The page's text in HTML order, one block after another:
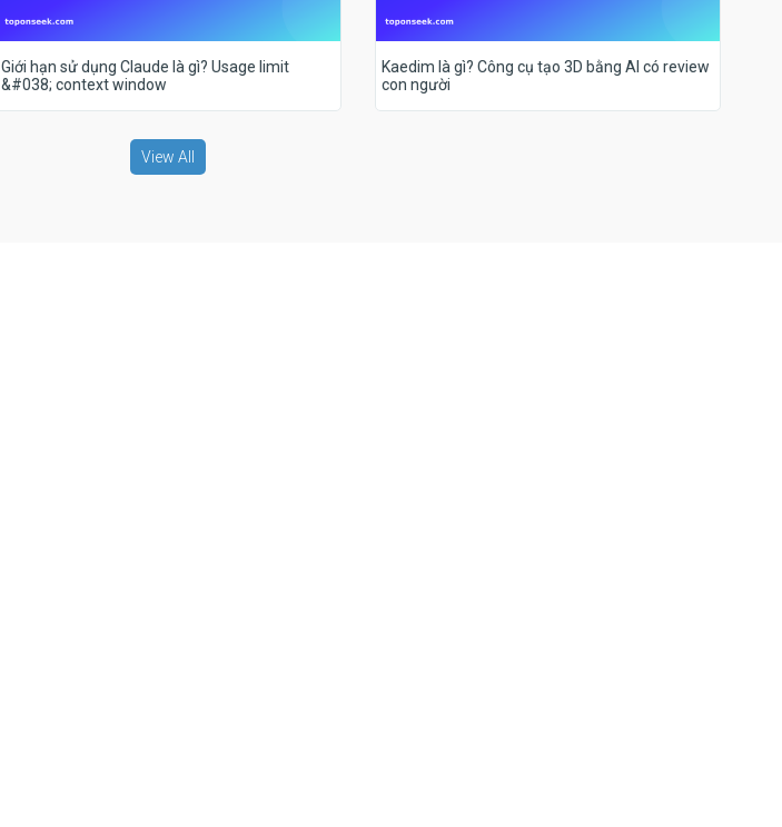
Giới hạn sử dụng Claude là gì? Usage limit
&#038; context window
Kaedim là gì? Công cụ tạo 3D bằng AI có review
con người
View All